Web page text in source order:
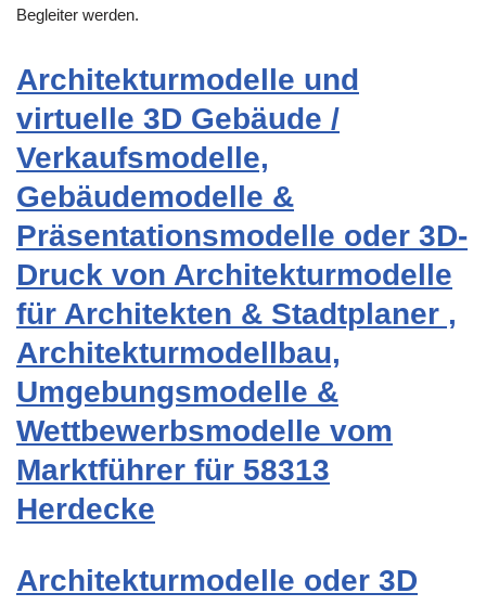
Begleiter werden.
Architekturmodelle und
virtuelle 3D Gebäude /
Verkaufsmodelle,
Gebäudemodelle &
Präsentationsmodelle oder 3D-
Druck von Architekturmodelle
für Architekten & Stadtplaner ,
Architekturmodellbau,
Umgebungsmodelle &
Wettbewerbsmodelle vom
Marktführer für 58313
Herdecke
Architekturmodelle oder 3D